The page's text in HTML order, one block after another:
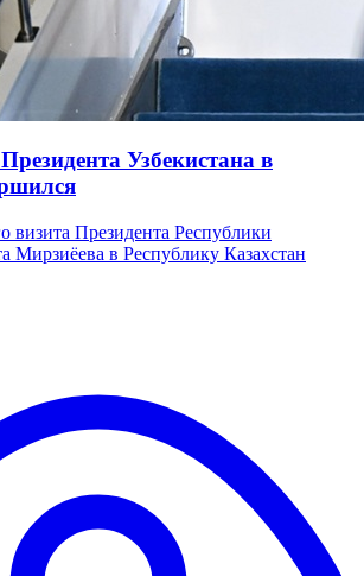
Узбекистана в
визита Президента Республики
Мирзиёева в Республику Казахстан